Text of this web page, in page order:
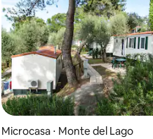
Microcasa ⋅ Monte del Lago